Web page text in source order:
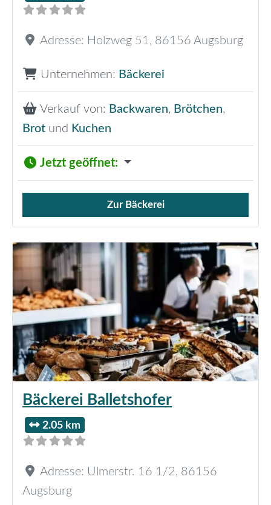
Adresse: Holzweg 51, 86156 Augsburg
Unternehmen: Bäckerei
Verkauf von: Backwaren, Brötchen,
Brot und Kuchen
Jetzt geöffnet:
Verkauf von Brötchen,
Zur Bäckerei
Bäckerei Balletshofer
2.05 km
Adresse: Ulmerstr. 16 1/2, 86156
Augsburg